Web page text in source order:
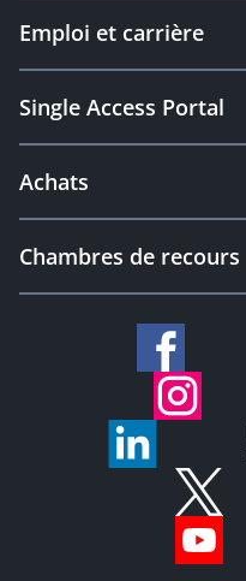
Emploi et carrière
Single Access Portal
Achats
Chambres de recours